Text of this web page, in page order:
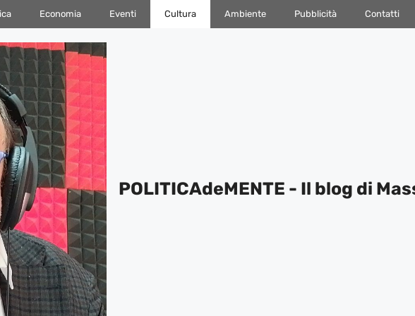
Economia Eventi Cultura Ambiente Pubblicità Contatti
POLITICAdeMENTE - Il blog di